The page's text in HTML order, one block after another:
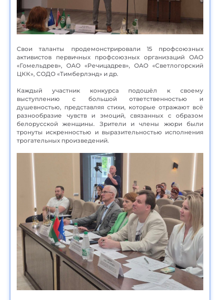
Свои таланты продемонстрировали 15 профсоюзных
активистов первичных профсоюзных организаций ОАО
«Гомельдрев», ОАО «Речицадрев», ОАО «Светлогорский
ЦКК», СОДО «Тимберлэнд» и др.
Каждый участник конкурса подошёл к своему
выступлению с большой ответственностью и
душевностью, представляя стихи, которые отражают всё
разнообразие чувств и эмоций, связанных с образом
белорусской женщины. Зрители и члены жюри были
тронуты искренностью и выразительностью исполнения
трогательных произведений.